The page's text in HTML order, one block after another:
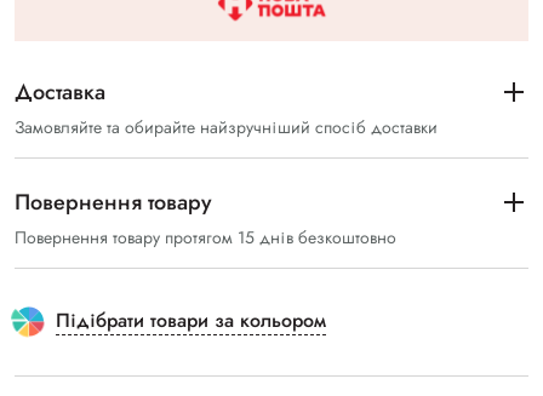
Доставка
Замовляйте та обирайте найзручніший спосіб доставки
Повернення товару
Повернення товару протягом 15 днів безкоштовно
Підібрати товари за кольором